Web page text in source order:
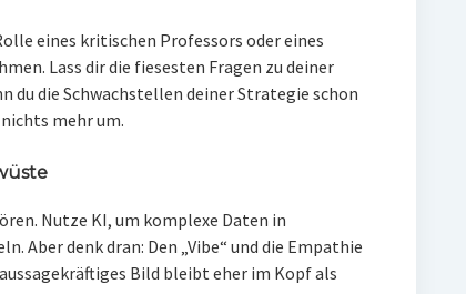
eines kritischen Professors oder eines
Lass dir die fiesesten Fragen zu deiner
du die Schwachstellen deiner Strategie schon
mehr um.
Nutze KI, um komplexe Daten in
Aber denk dran: Den „Vibe“ und die Empathie
Bild bleibt eher im Kopf als